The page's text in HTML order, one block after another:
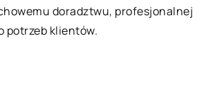
doradztwu, profesjonalnej
potrzeb klientów.